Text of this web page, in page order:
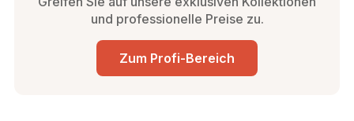
und professionelle Preise zu.
Zum Profi-Bereich